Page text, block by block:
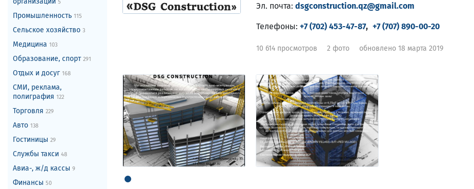
5
Промышленность 115
Сельское хозяйство 3
Медицина 103
Образование, спорт 291
Отдых и досуг 168
СМИ, реклама,
полиграфия 122
Торговля 229
Авто 138
Гостиницы 29
Службы такси 48
Авиа-, ж/д кассы 9
Финансы 50
Эл. почта: dsgconstruction.qz@gmail.com
Телефоны: +7 (702) 453-47-87, +7 (707) 890-00-20
10 614 просмотров 2 фото обновлено 18 марта 2019